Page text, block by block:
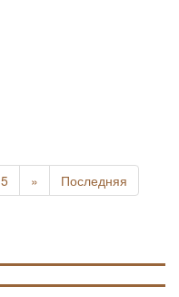
5 » Последняя